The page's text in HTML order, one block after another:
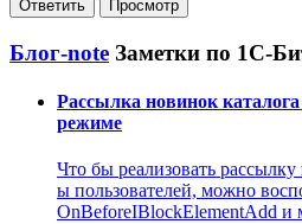
Блог-note Заметки по 1С-
Рассылка новинок
режиме
Что бы реализовать
ы пользователей, можно
OnBeforeIBlockElementAdd и